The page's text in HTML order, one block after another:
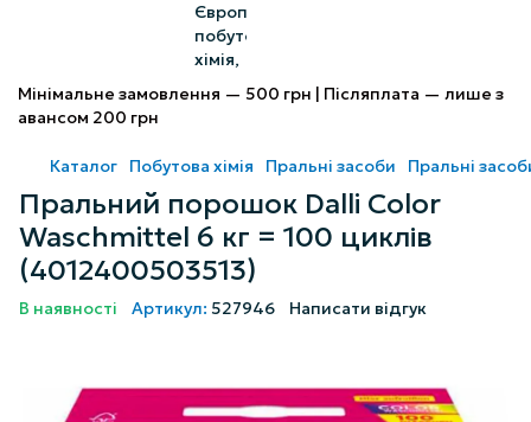
Мінімальне замовлення — 500 грн | Післяплата — лише з
авансом 200 грн
Каталог Побутова хімія Пральні засоби Пральні
Пральний порошок Dalli Color
Waschmittel 6 кг = 100 циклів
(4012400503513)
В наявності Артикул: 527946 Написати відгук